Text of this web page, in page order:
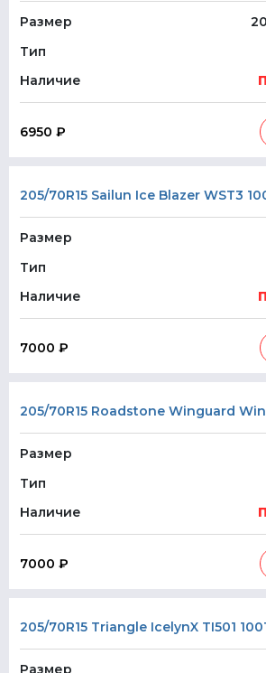
Размер
Тип
Наличие
6950 ₽
205/70R15 Sailun Ice Blazer WST3
Размер
Тип
Наличие
7000 ₽
205/70R15 Roadstone Winguard
Размер
Тип
Наличие
7000 ₽
205/70R15 Triangle IcelynX TI501
Размер